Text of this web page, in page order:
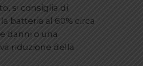
si consiglia di
batteria al 60% circa
danni o una
riduzione della